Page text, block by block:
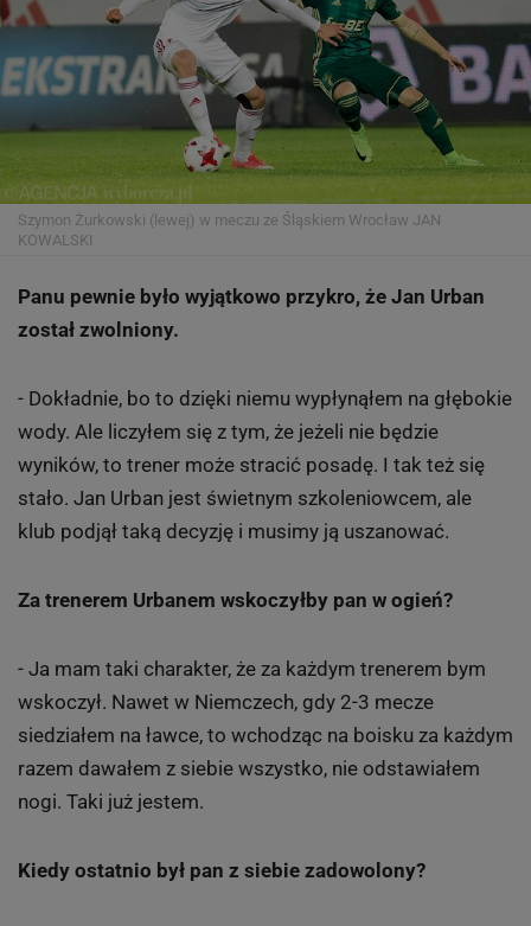
Szymon Żurkowski (lewej) w meczu ze Śląskiem Wrocław JAN
KOWALSKI
Panu pewnie było wyjątkowo przykro, że Jan Urban
został zwolniony.
- Dokładnie, bo to dzięki niemu wypłynąłem na głębokie
wody. Ale liczyłem się z tym, że jeżeli nie będzie
wyników, to trener może stracić posadę. I tak też się
stało. Jan Urban jest świetnym szkoleniowcem, ale
klub podjął taką decyzję i musimy ją uszanować.
Za trenerem Urbanem wskoczyłby pan w ogień?
- Ja mam taki charakter, że za każdym trenerem bym
wskoczył. Nawet w Niemczech, gdy 2-3 mecze
siedziałem na ławce, to wchodząc na boisku za każdym
razem dawałem z siebie wszystko, nie odstawiałem
nogi. Taki już jestem.
Kiedy ostatnio był pan z siebie zadowolony?